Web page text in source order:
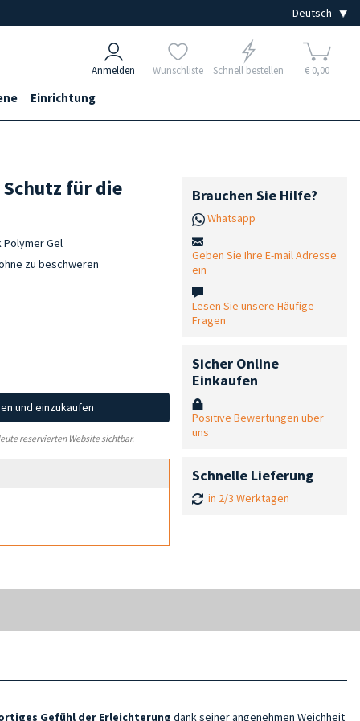
Anmelden Wunschliste Schnell bestellen € 0,00
Einrichtung
für die
Polymer Gel
zu beschweren
und einzukaufen
reservierten Website sichtbar.
Brauchen Sie Hilfe?
Whatsapp
Geben Sie Ihre E-mail Adresse
ein
Lesen Sie unsere Häufige
Fragen
Sicher Online
Einkaufen
Positive Bewertungen über
uns
Schnelle Lieferung
in 2/3 Werktagen
Gefühl der Erleichterung dank seiner angenehmen Weichheit